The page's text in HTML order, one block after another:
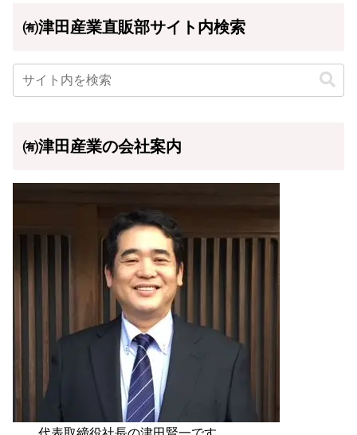
㈲津田産業直販部サイト内検索
㈲津田産業の会社案内